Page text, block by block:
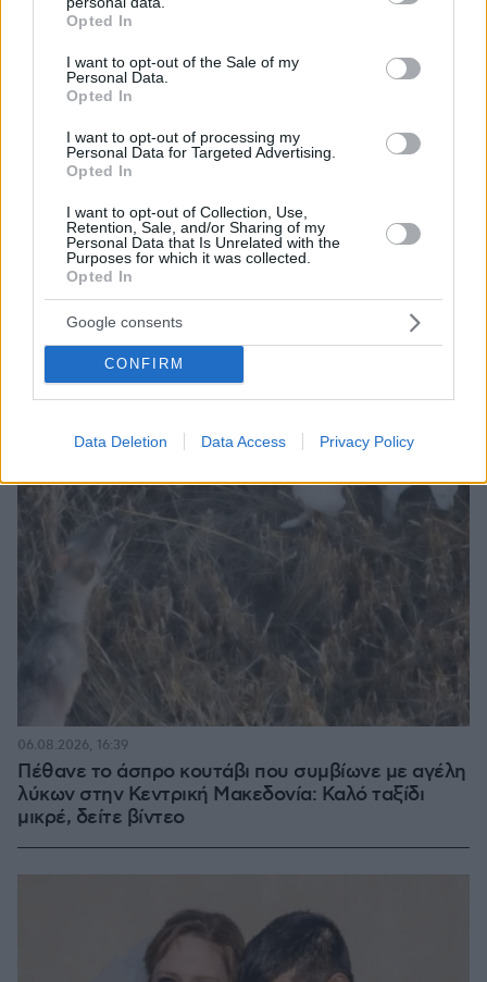
grant or deny consent to Google and its third-party tags to
use your data for below specified purposes in below Google
consent section.
Opted In
I want to opt-out of the Sale of my
Personal Data.
Opted In
I want to opt-out of processing my
Personal Data for Targeted Advertising.
Opted In
I want to opt-out of Collection, Use,
Retention, Sale, and/or Sharing of my
Personal Data that Is Unrelated with the
Purposes for which it was collected.
Opted In
Google consents
CONFIRM
Data Deletion Data Access Privacy Policy
Αυτοκίνητο παρέσυρε και τραυμάτισε πεζό κοντά στις
γραμμές των τρένων στον Δενδροπόταμο
πριν 21 λεπτά
ΔΕΙΤΕ ΟΛΕΣ ΤΙΣ ΕΙΔΗΣΕΙΣ
ΤΑ ΠΙΟ ΔΗΜΟΦΙΛΗ
Πέθανε το άσπρο κουτάβι που συμβίωνε με αγέλη
λύκων στην Κεντρική Μακεδονία: Καλό ταξίδι
μικρέ, δείτε βίντεο
06.08.2026, 16:39